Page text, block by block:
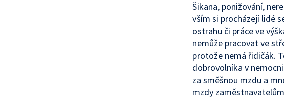
Šikana, ponižování,
vším si procházejí lidé
ostrahu či práce ve
nemůže pracovat ve
protože nemá řidičák.
dobrovolníka v
za směšnou mzdu a
mzdy